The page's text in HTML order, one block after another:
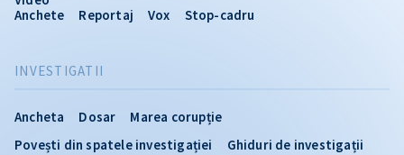
INVESTIGATII
Ancheta Dosar
Marea corupție
Povești din spatele investigației
Ghiduri de investigații
Anchete
Reportaj Vox Stop-cadru